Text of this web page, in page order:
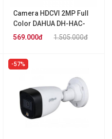
Camera HDCVI 2MP Full
Color DAHUA DH-HAC-
HDW1239TP-LED-S2
1.505.000đ
569.000đ
57%